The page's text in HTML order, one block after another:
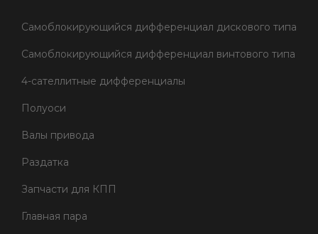
Самоблокирующийся дифференциал дискового типа
Самоблокирующийся дифференциал винтового типа
4-сателлитные дифференциалы
Полуоси
Валы привода
Раздатка
Запчасти для КПП
Главная пара